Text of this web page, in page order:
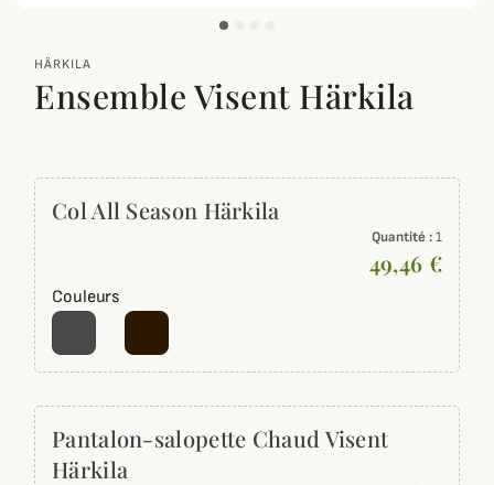
HÄRKILA
Ensemble Visent Härkila
Col All Season Härkila
Quantité :1
49,46 €
Couleurs
Pantalon-salopette Chaud Visent
Härkila